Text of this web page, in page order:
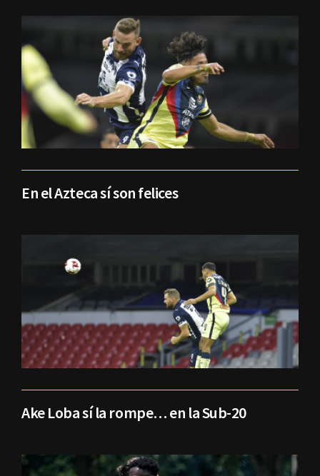
En el Azteca sí son felices
Ake Loba sí la rompe… en la Sub-20